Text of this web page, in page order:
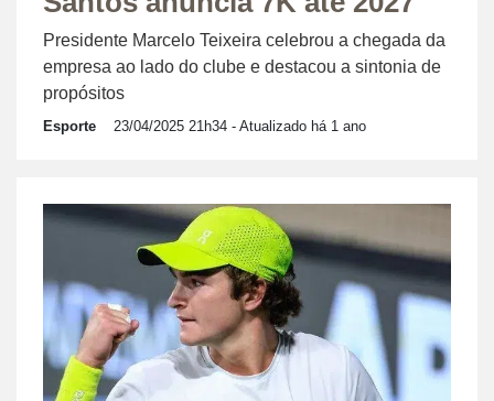
Presidente Marcelo Teixeira celebrou a chegada da
empresa ao lado do clube e destacou a sintonia de
propósitos
Esporte 23/04/2025 21h34 - Atualizado há 1 ano